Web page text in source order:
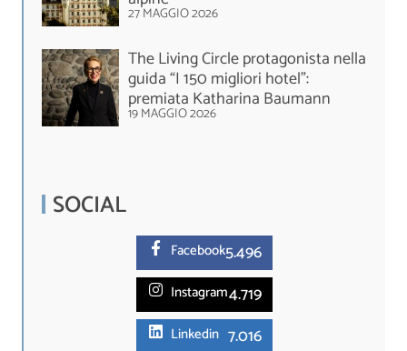
27 MAGGIO 2026
The Living Circle protagonista nella
guida “I 150 migliori hotel”:
premiata Katharina Baumann
19 MAGGIO 2026
SOCIAL
Facebook5.496
Instagram4.719
Linkedin 7.016